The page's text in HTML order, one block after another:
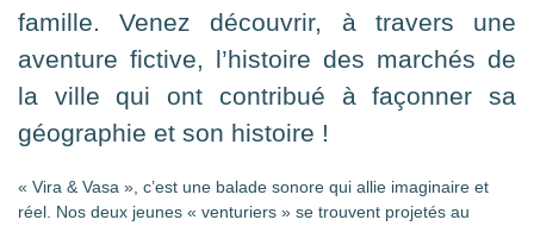
famille. Venez découvrir, à travers une
aventure fictive, l’histoire des marchés de
la ville qui ont contribué à façonner sa
géographie et son histoire !
« Vira & Vasa », c’est une balade sonore qui allie imaginaire et
réel. Nos deux jeunes « venturiers » se trouvent projetés au